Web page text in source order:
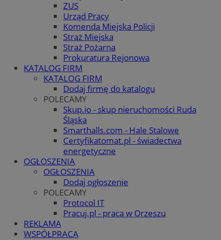
ZUS
Urząd Pracy
Komenda Miejska Policji
Straż Miejska
Straż Pożarna
Prokuratura Rejonowa
KATALOG FIRM
KATALOG FIRM
Dodaj firmę do katalogu
POLECAMY
Skup.io - skup nieruchomości Ruda
Śląska
Smarthalls.com - Hale Stalowe
Certyfikatomat.pl - świadectwa
energetyczne
OGŁOSZENIA
OGŁOSZENIA
Dodaj ogłoszenie
POLECAMY
Protocol IT
Pracuj.pl - praca w Orzeszu
REKLAMA
WSPÓŁPRACA